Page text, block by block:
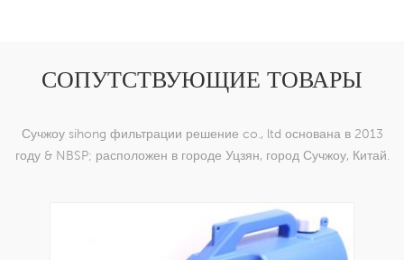
СОПУТСТВУЮЩИЕ ТОВАРЫ
Сучжоу sihong фильтрации решение co., ltd основана в 2013
году & NBSP; расположен в городе Уцзян, город Сучжоу, Китай.